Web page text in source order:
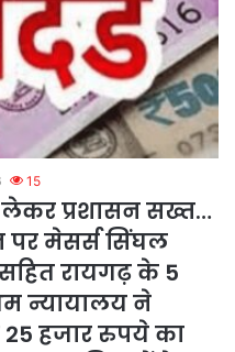
15
लेकर प्रशासन सख्त…
पर मेसर्स सिंघल
रायगढ़ के 5
न्यायालय ने
हजार रुपये का